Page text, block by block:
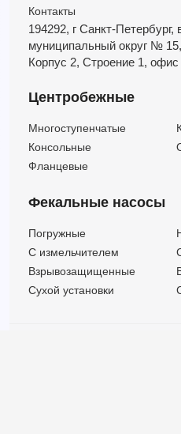
Контакты
194292, г Санкт-Петербург,
муниципальный округ № 15,
Корпус 2, Строение 1, офис
Центробежные
Многоступенчатые
Консольные
Фланцевые
Фекальные насосы
Погружные
C измельчителем
Взрывозащищенные
Сухой установки